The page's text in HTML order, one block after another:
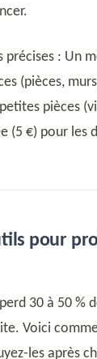
précises : Un
(pièces,
pièces
(5 €) pour les
pour
30 à 50 %
Voici
les après